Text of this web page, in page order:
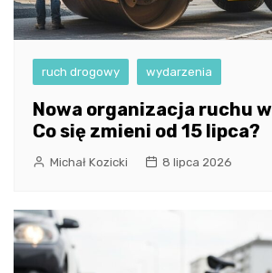
ruch drogowy wydarzenia
Nowa organizacja ruchu
Co się zmieni od 15 lipca?
Michał Kozicki 8 lipca 2026